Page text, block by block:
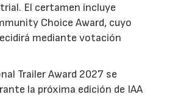
El certamen incluye
Choice Award, cuyo
mediante votación
Trailer Award 2027 se
la próxima edición de IAA